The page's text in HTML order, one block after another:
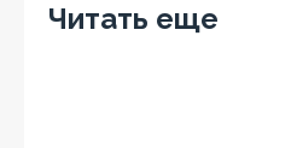
Читать еще